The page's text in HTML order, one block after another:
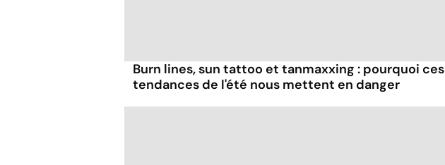
Burn lines, sun tattoo et tanmaxxing : pourquoi ces
tendances de l'été nous mettent en danger